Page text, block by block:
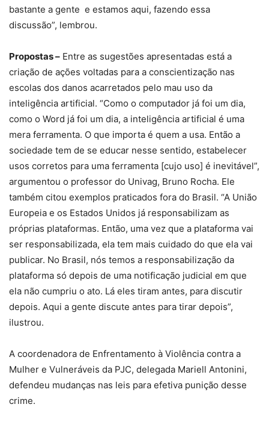
bastante a gente e estamos aqui, fazendo essa
discussão”, lembrou.
Propostas – Entre as sugestões apresentadas está a
criação de ações voltadas para a conscientização nas
escolas dos danos acarretados pelo mau uso da
inteligência artificial. “Como o computador já foi um dia,
como o Word já foi um dia, a inteligência artificial é uma
mera ferramenta. O que importa é quem a usa. Então a
sociedade tem de se educar nesse sentido, estabelecer
usos corretos para uma ferramenta [cujo uso] é inevitável”,
argumentou o professor do Univag, Bruno Rocha. Ele
também citou exemplos praticados fora do Brasil. “A União
Europeia e os Estados Unidos já responsabilizam as
próprias plataformas. Então, uma vez que a plataforma vai
ser responsabilizada, ela tem mais cuidado do que ela vai
publicar. No Brasil, nós temos a responsabilização da
plataforma só depois de uma notificação judicial em que
ela não cumpriu o ato. Lá eles tiram antes, para discutir
depois. Aqui a gente discute antes para tirar depois”,
ilustrou.
A coordenadora de Enfrentamento à Violência contra a
Mulher e Vulneráveis da PJC, delegada Mariell Antonini,
defendeu mudanças nas leis para efetiva punição desse
crime.